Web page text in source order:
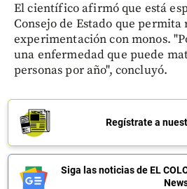
El científico afirmó que está
Consejo de Estado que
experimentación con monos.
una enfermedad que puede
personas por año", concluyó.
Regístrate a
Siga las noticias de EL